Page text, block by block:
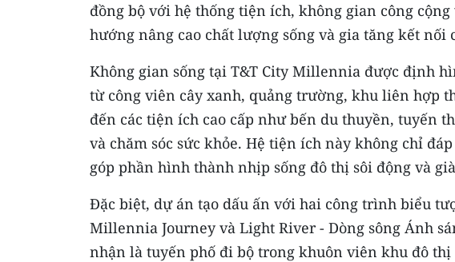
đồng bộ với hệ thống tiện ích, không gian công
hướng nâng cao chất lượng sống và gia tăng kết nối
Không gian sống tại T&T City Millennia được định
từ công viên cây xanh, quảng trường, khu liên hợp
đến các tiện ích cao cấp như bến du thuyền, tuyến
và chăm sóc sức khỏe. Hệ tiện ích này không chỉ
góp phần hình thành nhịp sống đô thị sôi động và
Đặc biệt, dự án tạo dấu ấn với hai công trình biểu
Millennia Journey và Light River - Dòng sông Ánh
nhận là tuyến phố đi bộ trong khuôn viên khu đô